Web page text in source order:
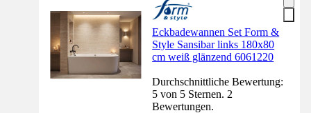
Eckbadewannen Set Form &
Style Sansibar links 180x80
cm weiß glänzend 6061220
Durchschnittliche Bewertung:
5 von 5 Sternen. 2
Bewertungen.